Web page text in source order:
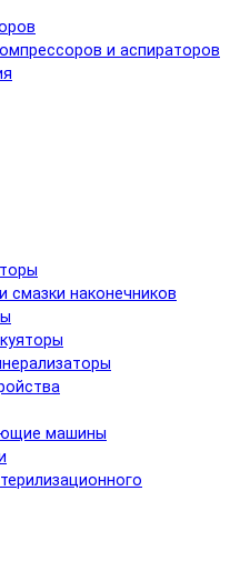
и аспираторов
смазки наконечников
машины